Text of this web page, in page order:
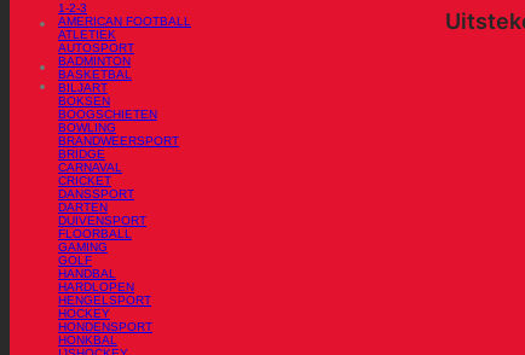
1-2-3
AMERICAN FOOTBALL
ATLETIEK
AUTOSPORT
BADMINTON
BASKETBAL
BILJART
BOKSEN
BOOGSCHIETEN
BOWLING
BRANDWEERSPORT
BRIDGE
CARNAVAL
CRICKET
DANSSPORT
DARTEN
DUIVENSPORT
FLOORBALL
GAMING
GOLF
HANDBAL
HARDLOPEN
HENGELSPORT
HOCKEY
HONDENSPORT
HONKBAL